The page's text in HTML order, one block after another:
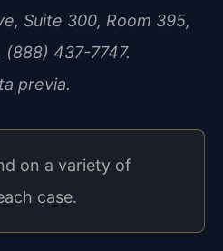
Suite 300, Room 395,
(888) 437-7747.
previa.
on a variety of
case.